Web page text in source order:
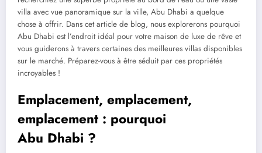
villa avec vue panoramique sur la ville, Abu Dhabi a quelque
chose à offrir. Dans cet article de blog, nous explorerons pourquoi
Abu Dhabi est l’endroit idéal pour votre maison de luxe de rêve et
vous guiderons à travers certaines des meilleures villas disponibles
sur le marché. Préparez-vous à être séduit par ces propriétés
incroyables !
Emplacement, emplacement,
emplacement : pourquoi
Abu Dhabi ?